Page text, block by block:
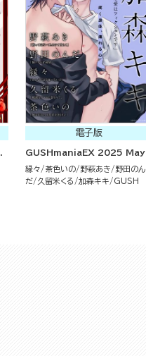
電子版
GUSHmaniaEX 2025 May
縁々 茶色いの 野萩あき
野田のん
だ
久留米くる 加森キキ GUSH